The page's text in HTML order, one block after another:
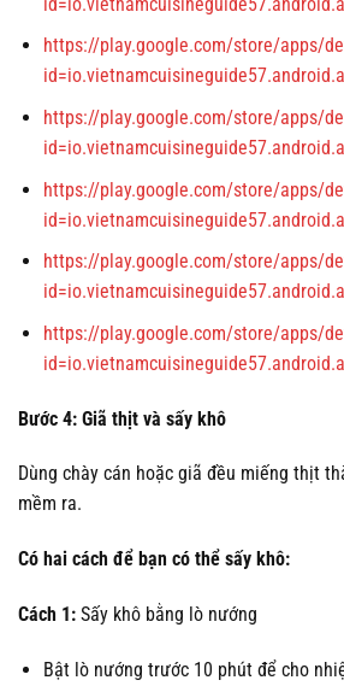
https://play.google.com/store/apps/
https://play.google.com/store/apps/
https://play.google.com/store/apps/
https://play.google.com/store/apps/
https://play.google.com/store/apps/
Bước 4: Giã thịt và sấy khô
Dùng chày cán hoặc giã đều miếng thịt
mềm ra.
Có hai cách để bạn có thể sấy khô:
Cách 1: Sấy khô bằng lò nướng
Bật lò nướng trước 10 phút để cho